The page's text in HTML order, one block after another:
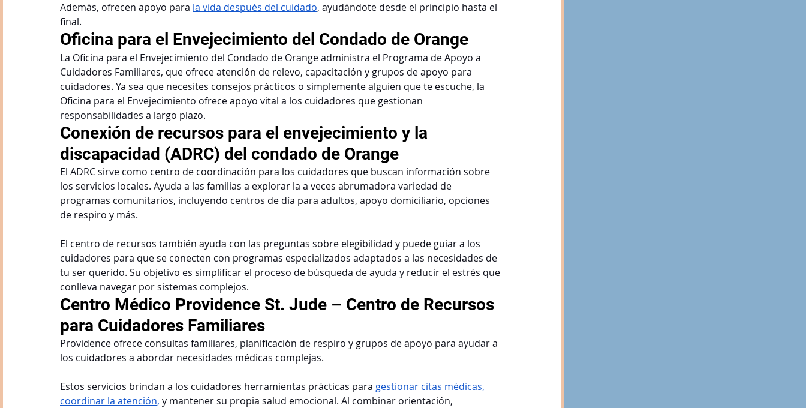
Además, ofrecen apoyo para la vida después del cuidado, ayudándote desde el principio hasta el
final.
Oficina para el Envejecimiento del Condado de Orange
La Oficina para el Envejecimiento del Condado de Orange administra el Programa de Apoyo a
Cuidadores Familiares, que ofrece atención de relevo, capacitación y grupos de apoyo para
cuidadores. Ya sea que necesites consejos prácticos o simplemente alguien que te escuche, la
Oficina para el Envejecimiento ofrece apoyo vital a los cuidadores que gestionan
responsabilidades a largo plazo.
Conexión de recursos para el envejecimiento y la
discapacidad (ADRC) del condado de Orange
El ADRC sirve como centro de coordinación para los cuidadores que buscan información sobre
los servicios locales. Ayuda a las familias a explorar la a veces abrumadora variedad de
programas comunitarios, incluyendo centros de día para adultos, apoyo domiciliario, opciones
de respiro y más.
El centro de recursos también ayuda con las preguntas sobre elegibilidad y puede guiar a los
cuidadores para que se conecten con programas especializados adaptados a las necesidades de
tu ser querido. Su objetivo es simplificar el proceso de búsqueda de ayuda y reducir el estrés que
conlleva navegar por sistemas complejos.
Centro Médico Providence St. Jude – Centro de Recursos
para Cuidadores Familiares
Providence ofrece consultas familiares, planificación de respiro y grupos de apoyo para ayudar a
los cuidadores a abordar necesidades médicas complejas.
Estos servicios brindan a los cuidadores herramientas prácticas para gestionar citas médicas,
coordinar la atención, y mantener su propia salud emocional. Al combinar orientación,